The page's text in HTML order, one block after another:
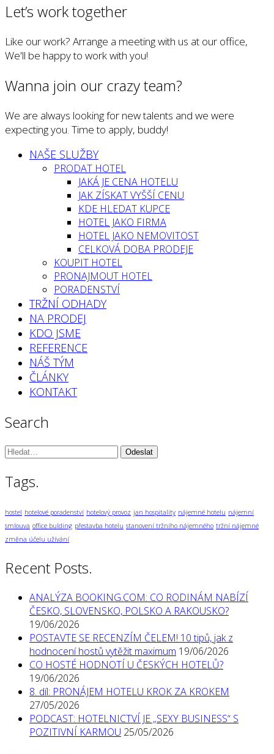
Let’s work together
Like our work? Arrange a meeting with us at our office,
We'll be happy to work with you!
Wanna join our crazy team?
We are always looking for new talents and we were
expecting you. Time to apply, buddy!
NAŠE SLUŽBY
PRODAT HOTEL
JAKÁ JE CENA HOTELU
JAK ZÍSKAT VYŠŠÍ CENU
KDE HLEDAT KUPCE
HOTEL JAKO FIRMA
HOTEL JAKO NEMOVITOST
CELKOVÁ DOBA PRODEJE
KOUPIT HOTEL
PRONAJMOUT HOTEL
PORADENSTVÍ
TRŽNÍ ODHADY
NA PRODEJ
KDO JSME
REFERENCE
NÁŠ TÝM
ČLÁNKY
KONTAKT
Search
Vyhledávání:
Tags.
hostel hotelové poradenství hotelový provoz jan hospitality nájemné hotelu nájemní
smlouva office bulding přestavba hotelu stanovení tržního nájemného tržní nájemné
změna účelu užívání
Recent Posts.
ANALÝZA BOOKING.COM: CO RODINÁM NABÍZÍ
ČESKO, SLOVENSKO, POLSKO A RAKOUSKO?
19/06/2026
POSTAVTE SE RECENZÍM ČELEM! 10 tipů, jak z
hodnocení hostů vytěžit maximum 19/06/2026
CO HOSTÉ HODNOTÍ U ČESKÝCH HOTELŮ?
19/06/2026
8. díl: PRONÁJEM HOTELU KROK ZA KROKEM
27/05/2026
PODCAST: HOTELNICTVÍ JE „SEXY BUSINESS“ S
POZITIVNÍ KARMOU 25/05/2026